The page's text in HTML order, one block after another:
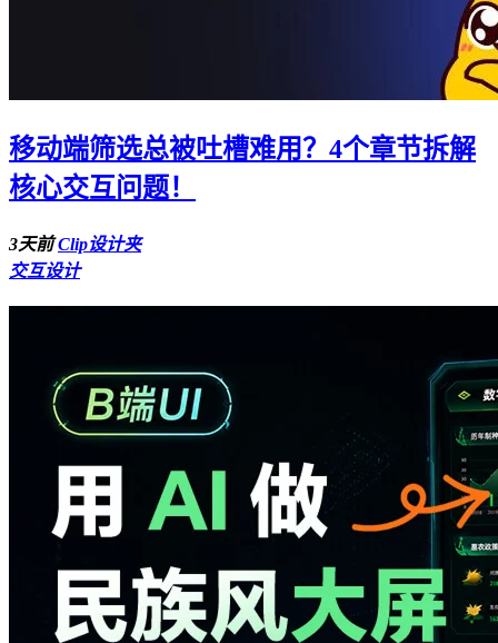
移动端筛选总被吐槽难用？4个章节拆解
核心交互问题！
3天前Clip设计夹
交互设计